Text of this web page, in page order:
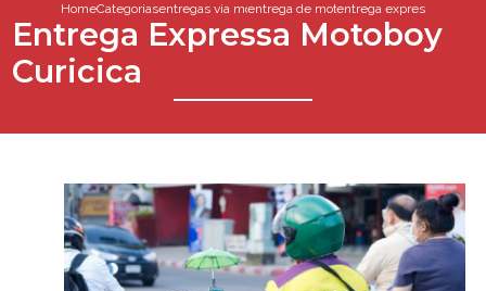
HomeCategoriasentregas via motoboyentrega de motoboyentrega expressa
Entrega Expressa Motoboy
Curicica